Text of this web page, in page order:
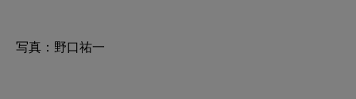
写真：野口祐一